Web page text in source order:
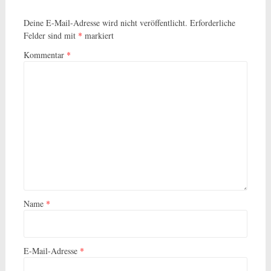
Deine E-Mail-Adresse wird nicht veröffentlicht. Erforderliche
Felder sind mit * markiert
Kommentar *
Name *
E-Mail-Adresse *